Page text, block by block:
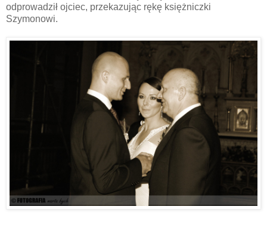
odprowadził ojciec, przekazując rękę księżniczki
Szymonowi.